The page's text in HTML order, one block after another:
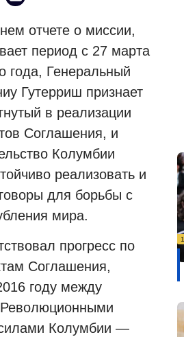
отчете о миссии,
период с 27 марта
года, Генеральный
Гутерриш признает
в реализации
Соглашения, и
Колумбии
реализовать и
для борьбы с
мира.
прогресс по
Соглашения,
году между
Революционными
Колумбии —